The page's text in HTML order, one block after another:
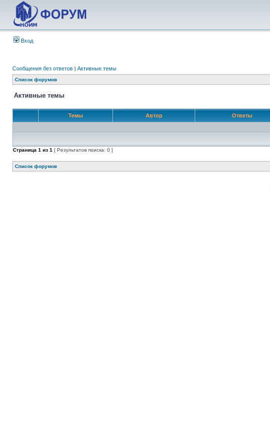
Вход
Сообщения без ответов | Активные темы
Список форумов
Активные темы
Темы Автор Ответы
Страница 1 из 1 [ Результатов поиска: 0 ]
Список форумов